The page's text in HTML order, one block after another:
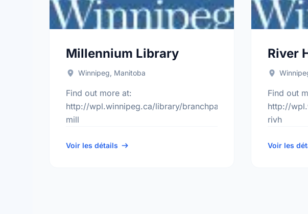
Millennium Library
Winnipeg, Manitoba
Find out more at:
http://wpl.winnipeg.ca/library/branchpages/branch.aspx?
mill
Voir les détails
River
Find out
http://
rivh
Voir les